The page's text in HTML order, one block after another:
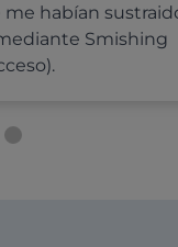
habían
Smishing